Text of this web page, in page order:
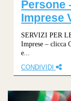
Persone
Imprese
SERVIZI PER
Imprese – clicca
e...
CONDIVIDI